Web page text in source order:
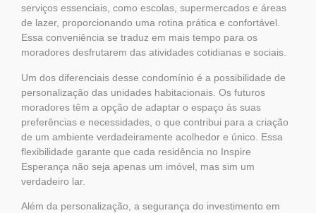
serviços essenciais, como escolas, supermercados e áreas
de lazer, proporcionando uma rotina prática e confortável.
Essa conveniência se traduz em mais tempo para os
moradores desfrutarem das atividades cotidianas e sociais.
Um dos diferenciais desse condomínio é a possibilidade de
personalização das unidades habitacionais. Os futuros
moradores têm a opção de adaptar o espaço às suas
preferências e necessidades, o que contribui para a criação
de um ambiente verdadeiramente acolhedor e único. Essa
flexibilidade garante que cada residência no Inspire
Esperança não seja apenas um imóvel, mas sim um
verdadeiro lar.
Além da personalização, a segurança do investimento em